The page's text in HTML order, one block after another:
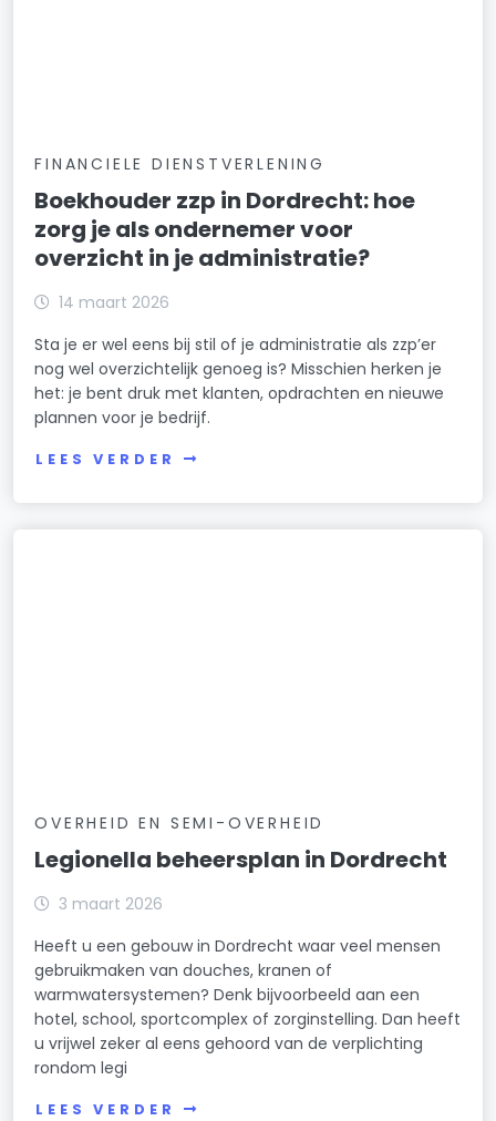
FINANCIELE DIENSTVERLENING
Boekhouder zzp in Dordrecht: hoe
zorg je als ondernemer voor
overzicht in je administratie?
14 maart 2026
Sta je er wel eens bij stil of je administratie als zzp’er
nog wel overzichtelijk genoeg is? Misschien herken je
het: je bent druk met klanten, opdrachten en nieuwe
plannen voor je bedrijf.
LEES VERDER
OVERHEID EN SEMI-OVERHEID
Legionella beheersplan in Dordrecht
3 maart 2026
Heeft u een gebouw in Dordrecht waar veel mensen
gebruikmaken van douches, kranen of
warmwatersystemen? Denk bijvoorbeeld aan een
hotel, school, sportcomplex of zorginstelling. Dan heeft
u vrijwel zeker al eens gehoord van de verplichting
rondom legi
LEES VERDER